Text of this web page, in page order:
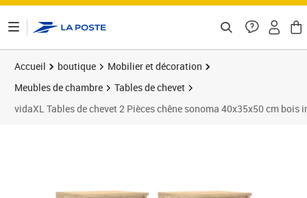
Accueil boutique
Mobilier et décoration
Meubles de chambre
Tables de chevet
vidaXL Tables de chevet 2 Pièces chêne sonoma 40x35x50 cm bois